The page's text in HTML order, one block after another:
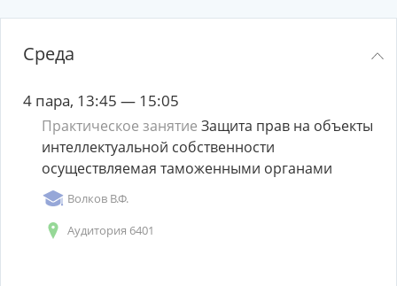
Среда
4 пара, 13:45 — 15:05
Практическое занятие Защита прав на объекты
интеллектуальной собственности
осуществляемая таможенными органами
Волков В.Ф.
Аудитория 6401